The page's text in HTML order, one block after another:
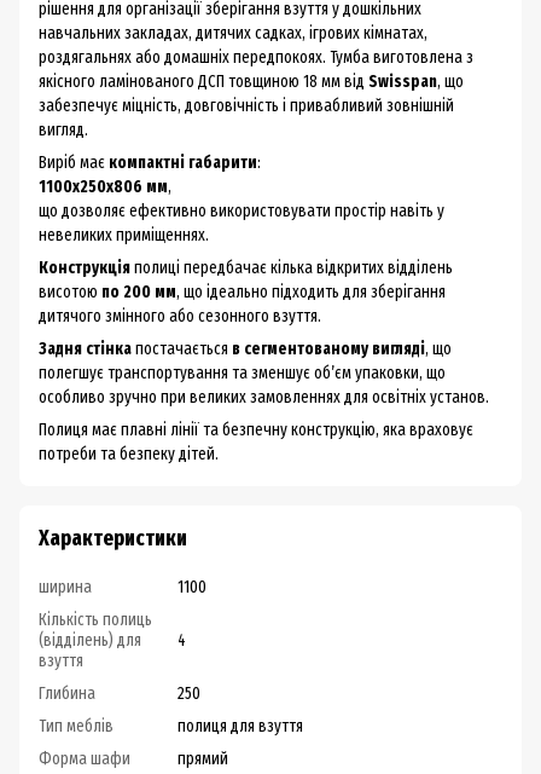
рішення для організації зберігання взуття у дошкільних
навчальних закладах, дитячих садках, ігрових кімнатах,
роздягальнях або домашніх передпокоях. Тумба виготовлена з
якісного ламінованого ДСП товщиною 18 мм від Swisspan, що
забезпечує міцність, довговічність і привабливий зовнішній
вигляд.
Виріб має компактні габарити:
1100х250х806 мм,
що дозволяє ефективно використовувати простір навіть у
невеликих приміщеннях.
Конструкціяполиці передбачає кілька відкритих відділень
висотою по 200 мм, що ідеально підходить для зберігання
дитячого змінного або сезонного взуття.
Задня стінкапостачається в сегментованому вигляді, що
полегшує транспортування та зменшує об’єм упаковки, що
особливо зручно при великих замовленнях для освітніх установ.
Полиця має плавні лінії та безпечну конструкцію, яка враховує
потреби та безпеку дітей.
Характеристики
ширина
1100
Кількість полиць
(відділень) для
взуття
4
Глибина
250
Тип меблів
полиця для взуття
Форма шафи
прямий